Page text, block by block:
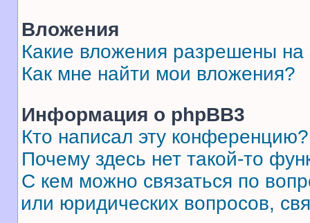
Вложения
Какие вложения разрешены
Как мне найти мои вложения?
Информация о phpBB3
Кто написал эту конференцию?
Почему здесь нет такой-то
С кем можно связаться по
или юридических вопросов,